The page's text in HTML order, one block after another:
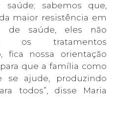
sabemos que,
maior resistência em
de saúde, eles não
os tratamentos
fica nossa orientação
que a família como
ajude, produzindo
todos”, disse Maria